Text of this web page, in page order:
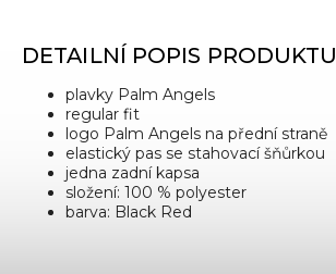
DETAILNÍ POPIS PRODUKTU
plavky Palm Angels
regular fit
logo Palm Angels na přední straně
elastický pas se stahovací šňůrkou
jedna zadní kapsa
složení: 100 % polyester
barva: Black Red